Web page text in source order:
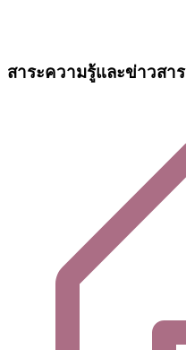
สาระความรู้และข่าวสาร